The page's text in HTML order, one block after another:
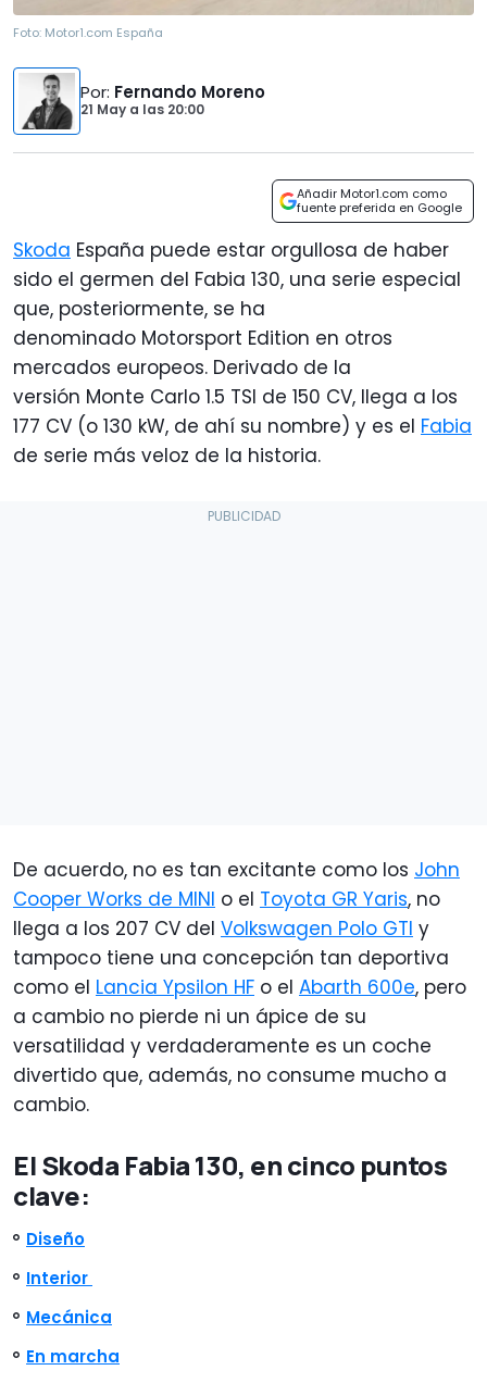
Foto: Motor1.com España
Por: Fernando Moreno
21 May a las 20:00
Añadir Motor1.com como
fuente preferida en Google
Skoda España puede estar orgullosa de haber
sido el germen del Fabia 130, una serie especial
que, posteriormente, se ha
denominado Motorsport Edition en otros
mercados europeos. Derivado de la
versión Monte Carlo 1.5 TSI de 150 CV, llega a los
177 CV (o 130 kW, de ahí su nombre) y es el Fabia
de serie más veloz de la historia.
De acuerdo, no es tan excitante como los John
Cooper Works de MINI o el Toyota GR Yaris, no
llega a los 207 CV del Volkswagen Polo GTI y
tampoco tiene una concepción tan deportiva
como el Lancia Ypsilon HF o el Abarth 600e, pero
a cambio no pierde ni un ápice de su
versatilidad y verdaderamente es un coche
divertido que, además, no consume mucho a
cambio.
El Skoda Fabia 130, en cinco puntos
clave:
Diseño
Interior
Mecánica
En marcha